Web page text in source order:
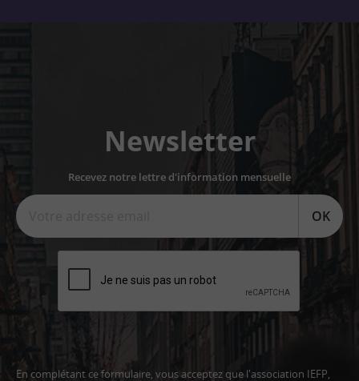
Newsletter
Recevez notre lettre d'information mensuelle
OK
En complétant ce formulaire, vous acceptez que l'association IEFP,